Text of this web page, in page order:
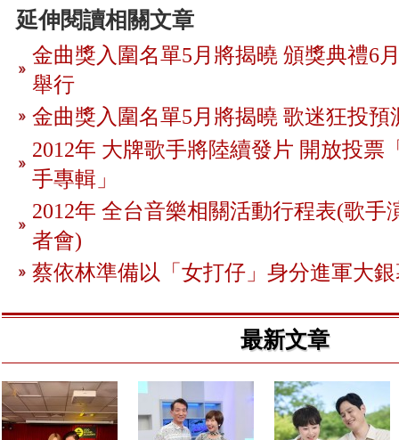
延伸閱讀相關文章
金曲獎入圍名單5月將揭曉 頒獎典禮6
舉行
金曲獎入圍名單5月將揭曉 歌迷狂投預
2012年 大牌歌手將陸續發片 開放投票
手專輯」
2012年 全台音樂相關活動行程表(歌手
者會)
蔡依林準備以「女打仔」身分進軍大
最新文章